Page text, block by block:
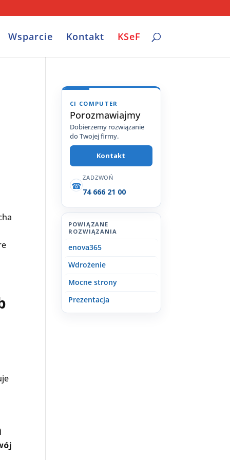
Wsparcie Kontakt KSeF
CI COMPUTER
Porozmawiajmy
Dobierzemy rozwiązanie
do Twojej firmy.
Kontakt
☎
ZADZWOŃ
74 666 21 00
POWIĄZANE
ROZWIĄZANIA
enova365
Wdrożenie
Mocne strony
Prezentacja